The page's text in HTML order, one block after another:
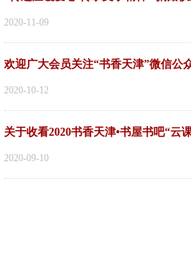
2020-11-09
欢迎广大会员关注“书香天津”微信公
2020-10-12
2020-09-10